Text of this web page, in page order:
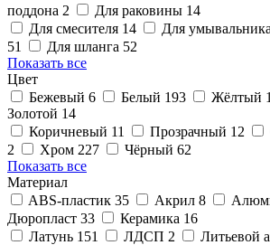
поддона 2 Для раковины 14
Для смесителя 14 Для умывальника
51
Для шланга 52
Показать все
Цвет
Бежевый 6 Белый 193 Жёлтый 1
Золотой 14
Коричневый 11 Прозрачный 12
2
Хром 227 Чёрный 62
Показать все
Материал
ABS-пластик 35 Акрил 8
Дюропласт 33 Керамика 16
Латунь 151 ЛДСП 2 Литьевой